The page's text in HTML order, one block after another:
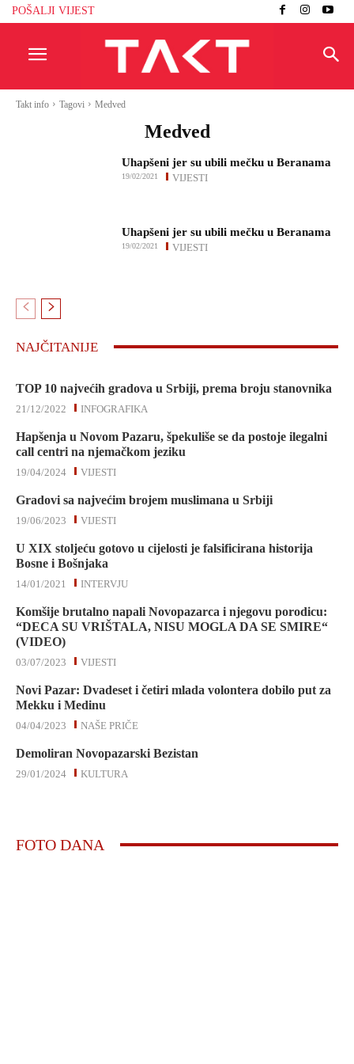
POŠALJI VIJEST
Takt info Tagovi Medved
Medved
Uhapšeni jer su ubili mečku u Beranama
VIJESTI
19/02/2021
Uhapšeni jer su ubili mečku u Beranama
VIJESTI
19/02/2021
NAJČITANIJE
TOP 10 najvećih gradova u Srbiji, prema broju stanovnika
INFOGRAFIKA
21/12/2022
Hapšenja u Novom Pazaru, špekuliše se da postoje ilegalni
call centri na njemačkom jeziku
VIJESTI
19/04/2024
Gradovi sa najvećim brojem muslimana u Srbiji
VIJESTI
19/06/2023
U XIX stoljeću gotovo u cijelosti je falsificirana historija
Bosne i Bošnjaka
INTERVJU
14/01/2021
Komšije brutalno napali Novopazarca i njegovu porodicu:
“DECA SU VRIŠTALA, NISU MOGLA DA SE SMIRE“
(VIDEO)
VIJESTI
03/07/2023
Novi Pazar: Dvadeset i četiri mlada volontera dobilo put za
Mekku i Medinu
NAŠE PRIČE
04/04/2023
Demoliran Novopazarski Bezistan
KULTURA
29/01/2024
FOTO DANA